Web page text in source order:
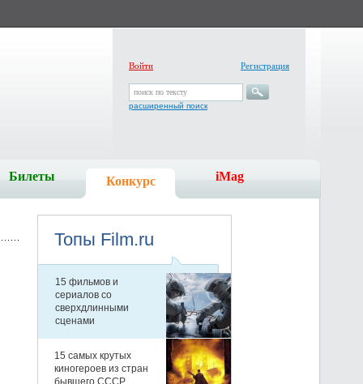
Войти Регистрация
поиск по тексту
расширенный поиск
Билеты Конкурс iMag